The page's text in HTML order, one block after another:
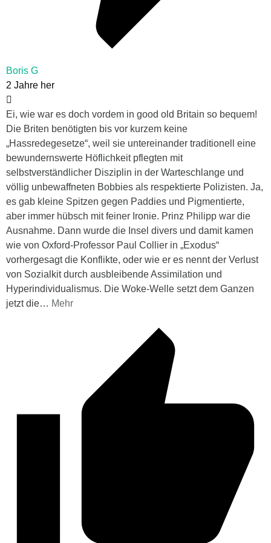
Boris G
2 Jahre her
Ei, wie war es doch vordem in good old Britain so bequem!
Die Briten benötigten bis vor kurzem keine
„Hassredegesetze“, weil sie untereinander traditionell eine
bewundernswerte Höflichkeit pflegten mit
selbstverständlicher Disziplin in der Warteschlange und
völlig unbewaffneten Bobbies als respektierte Polizisten. Ja,
es gab kleine Spitzen gegen Paddies und Pigmentierte,
aber immer hübsch mit feiner Ironie. Prinz Philipp war die
Ausnahme. Dann wurde die Insel divers und damit kamen
wie von Oxford-Professor Paul Collier in „Exodus“
vorhergesagt die Konflikte, oder wie er es nennt der Verlust
von Sozialkit durch ausbleibende Assimilation und
Hyperindividualismus. Die Woke-Welle setzt dem Ganzen
jetzt die… Mehr